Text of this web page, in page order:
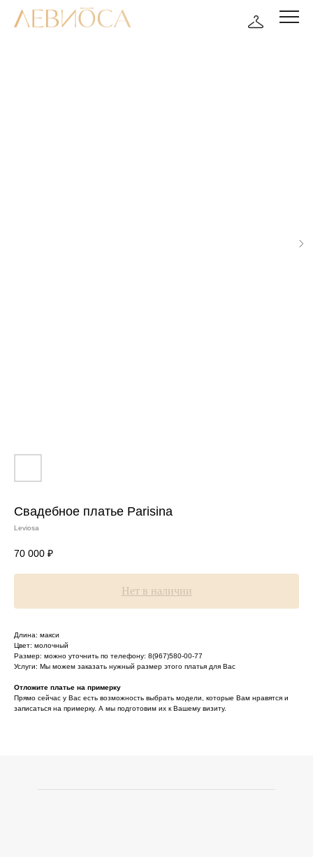
Свадебное платье Parisina
Leviosa
70 000 ₽
Нет в наличии
Длина: макси
Цвет: молочный
Размер: можно уточнить по телефону: 8(967)580-00-77
Услуги: Мы можем заказать нужный размер этого платья для Вас
Отложите платье на примерку
Прямо сейчас у Вас есть возможность выбрать модели, которые Вам нравятся и
записаться на примерку. А мы подготовим их к Вашему визиту.